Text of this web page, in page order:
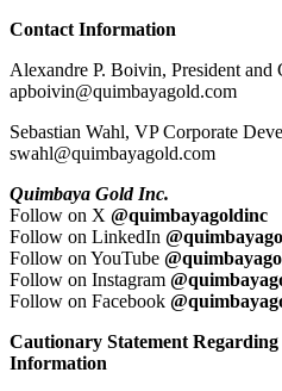
Contact Information
Alexandre P. Boivin, President and
apboivin@quimbayagold.com
Sebastian Wahl, VP Corporate
swahl@quimbayagold.com
Quimbaya Gold Inc.
Follow on X @quimbayagoldinc
Follow on LinkedIn
Follow on YouTube
Follow on Instagram
Follow on Facebook
Cautionary Statement
Information